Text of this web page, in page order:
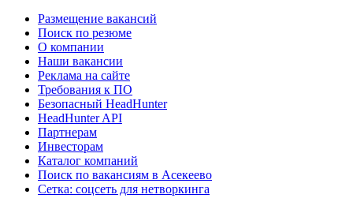
Размещение вакансий
Поиск по резюме
О компании
Наши вакансии
Реклама на сайте
Требования к ПО
Безопасный HeadHunter
HeadHunter API
Партнерам
Инвесторам
Каталог компаний
Поиск по вакансиям в Асекеево
Сетка: соцсеть для нетворкинга